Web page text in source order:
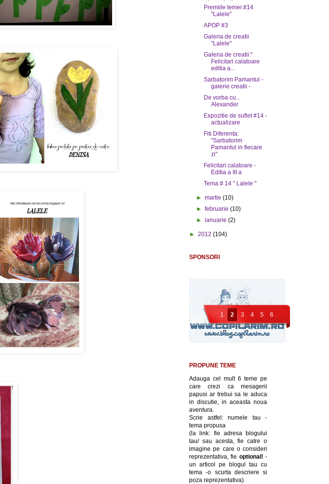
Premiile temei #14
"Lalele"
APOP #3
Galeria de creatii
"Lalele"
Galeria de creatii:"
Felicitari calatoare
editia a...
Sarbatorim Pamantul -
galerie creatii -
De vorba cu...
Alexander
Expozitie de suflet #14 -
actualizare
Fiti Diferenta:
"Sarbatorim
Pamantul in fiecare
zi"
Felicitari calatoare -
Editia a III a
Tema # 14 " Lalele "
►martie(10)
►februarie(10)
►ianuarie(2)
► 2012 (104)
SPONSORI
1 2 3 4 5 6
PROPUNE TEME
Adauga cel mult 6 teme pe
care crezi ca mesagerii
papusi ar trebui sa le aduca
in discutie, in aceasta noua
aventura.
Scrie astfel: numele tau -
tema propusa
(la link: fie adresa blogului
tau/ sau acesta, fie catre o
imagine pe care o consideri
reprezentativa, fie optional! -
un articol pe blogul tau cu
tema -o scurta descriere si
poza reprezentativa).